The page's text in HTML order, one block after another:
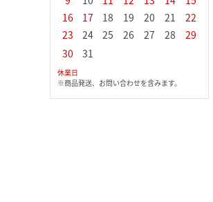
16
17 18 19 20 21
22
23
24 25 26 27 28
29
30
31
休業日
※商品発送、お問い合わせを含みます。